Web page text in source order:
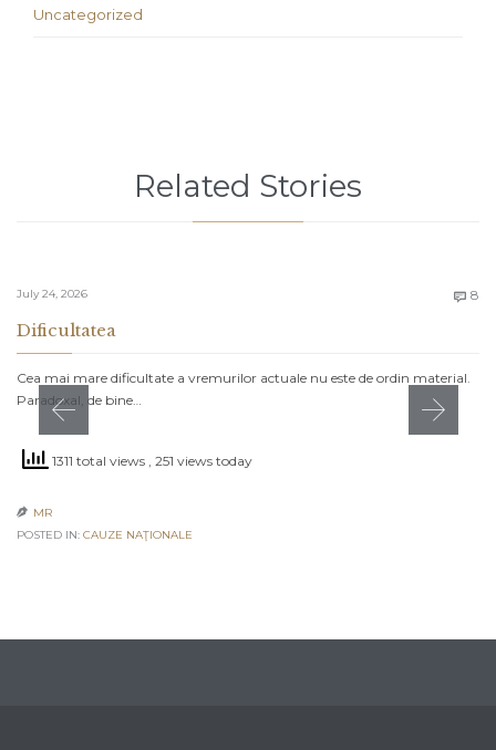
Uncategorized
Related Stories
July 24, 2026  8
Dificultatea
Cea mai mare dificultate a vremurilor actuale nu este de ordin material.
Paradoxal, de bine…
1311 total views , 251 views today
 MR
POSTED IN: CAUZE NAŢIONALE